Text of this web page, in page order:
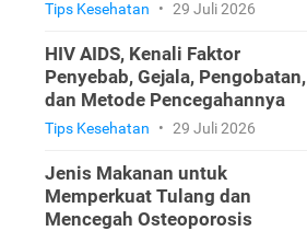
Tips Kesehatan • 29 Juli 2026
HIV AIDS, Kenali Faktor
Penyebab, Gejala, Pengobatan,
dan Metode Pencegahannya
Tips Kesehatan • 29 Juli 2026
Jenis Makanan untuk
Memperkuat Tulang dan
Mencegah Osteoporosis